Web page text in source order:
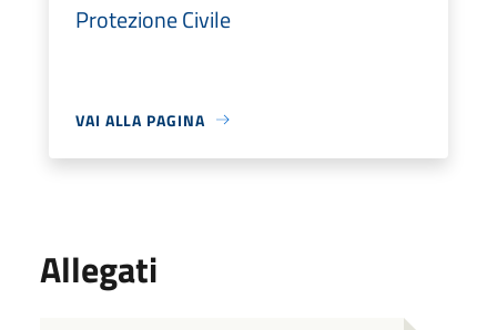
Protezione Civile
VAI ALLA PAGINA
Allegati